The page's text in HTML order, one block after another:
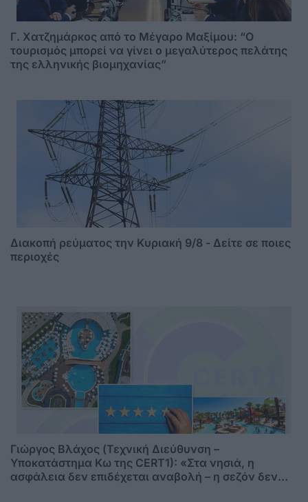
Γ. Χατζημάρκος από το Μέγαρο Μαξίμου: “Ο
τουρισμός μπορεί να γίνει ο μεγαλύτερος πελάτης
της ελληνικής βιομηχανίας”
Διακοπή ρεύματος την Κυριακή 9/8 - Δείτε σε ποιες
περιοχές
Γιώργος Βλάχος (Τεχνική Διεύθυνση –
Υποκατάστημα Κω της CERT1): «Στα νησιά, η
ασφάλεια δεν επιδέχεται αναβολή – η σεζόν δεν